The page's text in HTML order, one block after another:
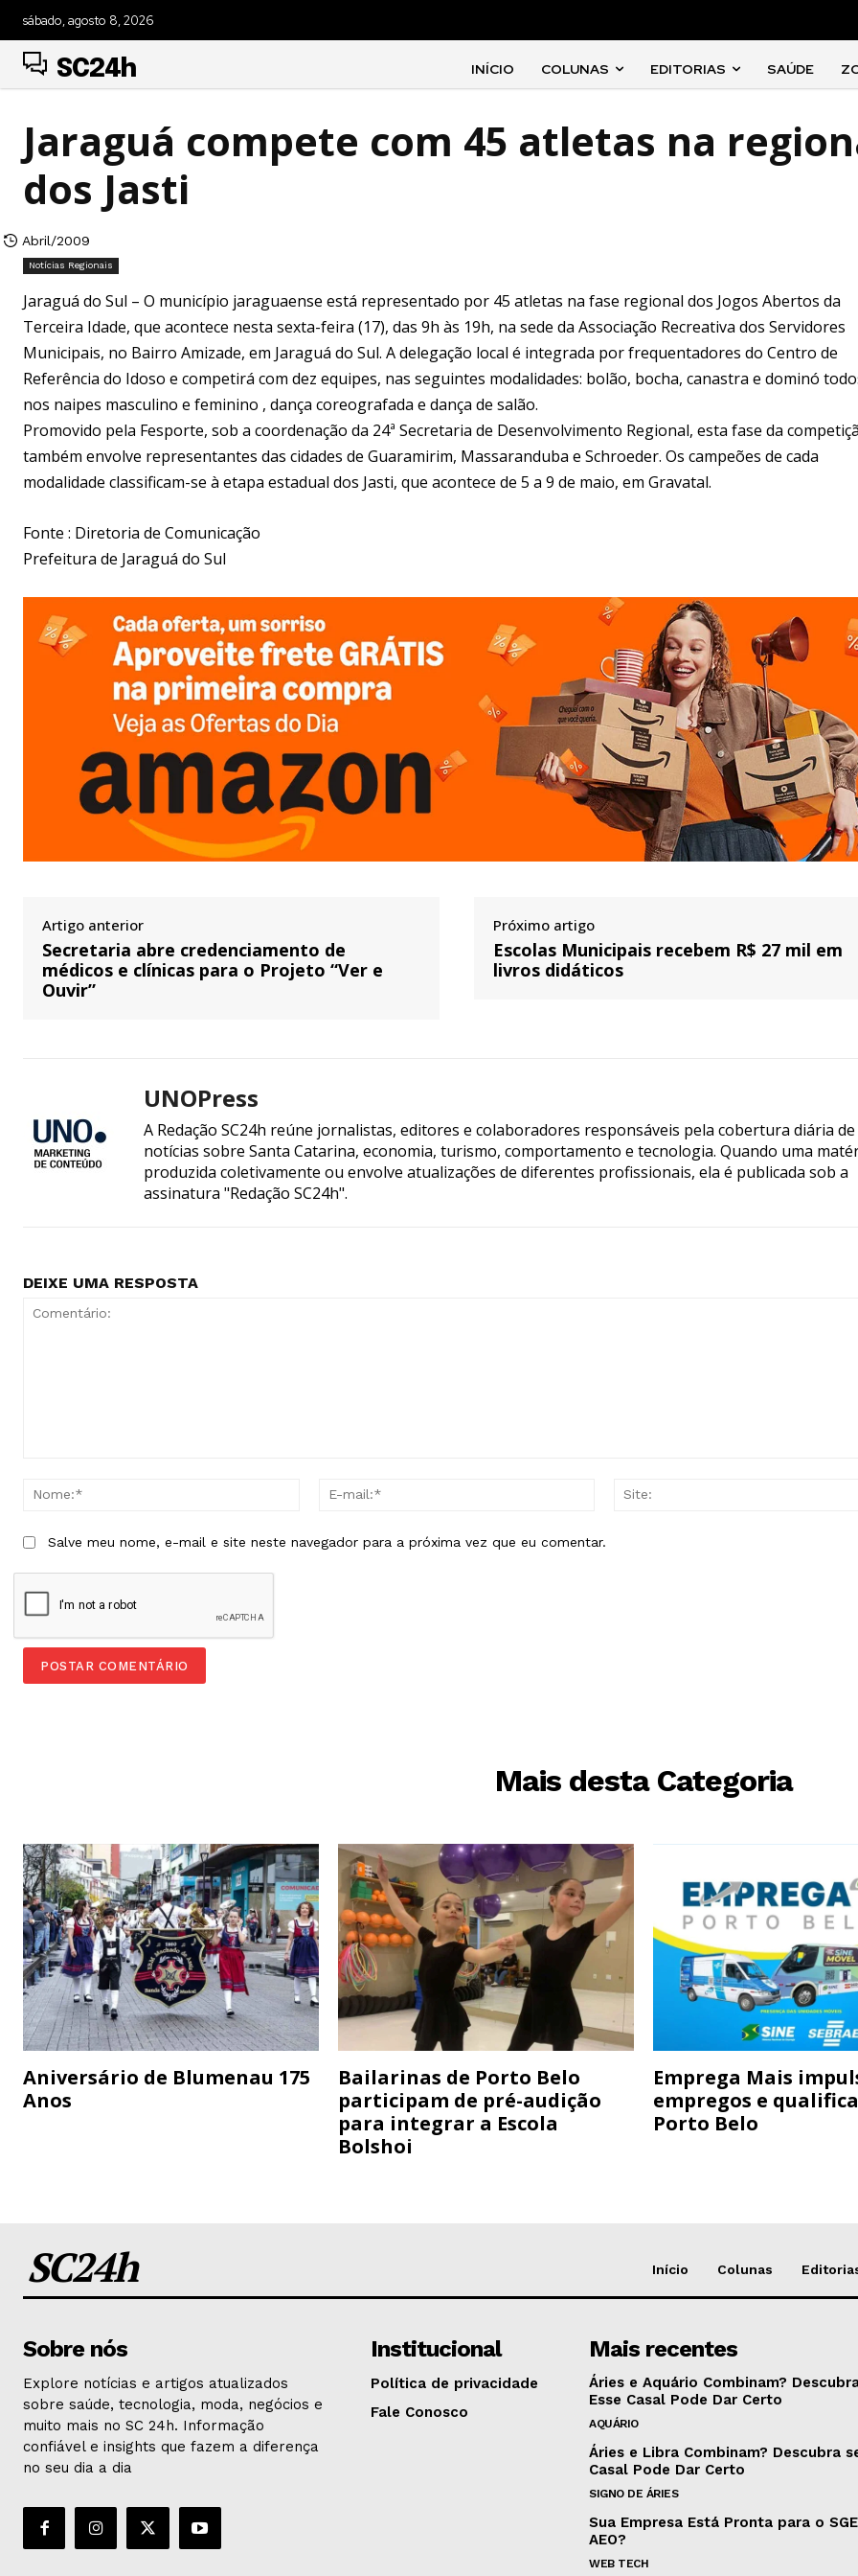
sábado, agosto 8, 2026
SC24h INÍCIO COLUNAS EDITORIAS SAÚDE
Jaraguá compete com 45 atletas na
dos Jasti
Abril/2009
Notícias Regionais
Jaraguá do Sul – O município jaraguaense está representado por 45 atletas na fase regional dos Jogos Abertos da
Terceira Idade, que acontece nesta sexta-feira (17), das 9h às 19h, na sede da Associação Recreativa dos Servidores
Municipais, no Bairro Amizade, em Jaraguá do Sul. A delegação local é integrada por frequentadores do Centro de
Referência do Idoso e competirá com dez equipes, nas seguintes modalidades: bolão, bocha, canastra e dominó
nos naipes masculino e feminino , dança coreografada e dança de salão.
Promovido pela Fesporte, sob a coordenação da 24ª Secretaria de Desenvolvimento Regional, esta fase da
também envolve representantes das cidades de Guaramirim, Massaranduba e Schroeder. Os campeões de cada
modalidade classificam-se à etapa estadual dos Jasti, que acontece de 5 a 9 de maio, em Gravatal.
Fonte : Diretoria de Comunicação
Prefeitura de Jaraguá do Sul
Artigo anterior
Secretaria abre credenciamento de
médicos e clínicas para o Projeto “Ver e
Ouvir”
Próximo artigo
Escolas Municipais recebem R$ 27 mil em
livros didáticos
UNOPress
A Redação SC24h reúne jornalistas, editores e colaboradores responsáveis pela cobertura diária de
notícias sobre Santa Catarina, economia, turismo, comportamento e tecnologia. Quando uma
produzida coletivamente ou envolve atualizações de diferentes profissionais, ela é publicada sob a
assinatura "Redação SC24h".
DEIXE UMA RESPOSTA
Nome:*
Salve meu nome, e-mail e site neste navegador para a próxima vez que eu comentar.
Mais desta Categoria
Aniversário de Blumenau 175
Anos
Bailarinas de Porto Belo
participam de pré-audição
para integrar a Escola
Bolshoi
Emprega Mais
empregos e
Porto Belo
SC24h Início Colunas
Sobre nós
Explore notícias e artigos atualizados
sobre saúde, tecnologia, moda, negócios e
muito mais no SC 24h. Informação
confiável e insights que fazem a diferença
no seu dia a dia
Institucional
Política de privacidade
Fale Conosco
Mais recentes
Áries e Aquário Combinam?
Esse Casal Pode Dar Certo
AQUÁRIO
Áries e Libra Combinam? Descubra
Casal Pode Dar Certo
SIGNO DE ÁRIES
Sua Empresa Está Pronta para o
AEO?
WEB TECH